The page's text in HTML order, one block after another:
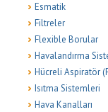
Esmatik
Filtreler
Flexible Borular
Havalandırma
Hücreli Aspiratör
Isıtma Sistemleri
Hava Kanalları